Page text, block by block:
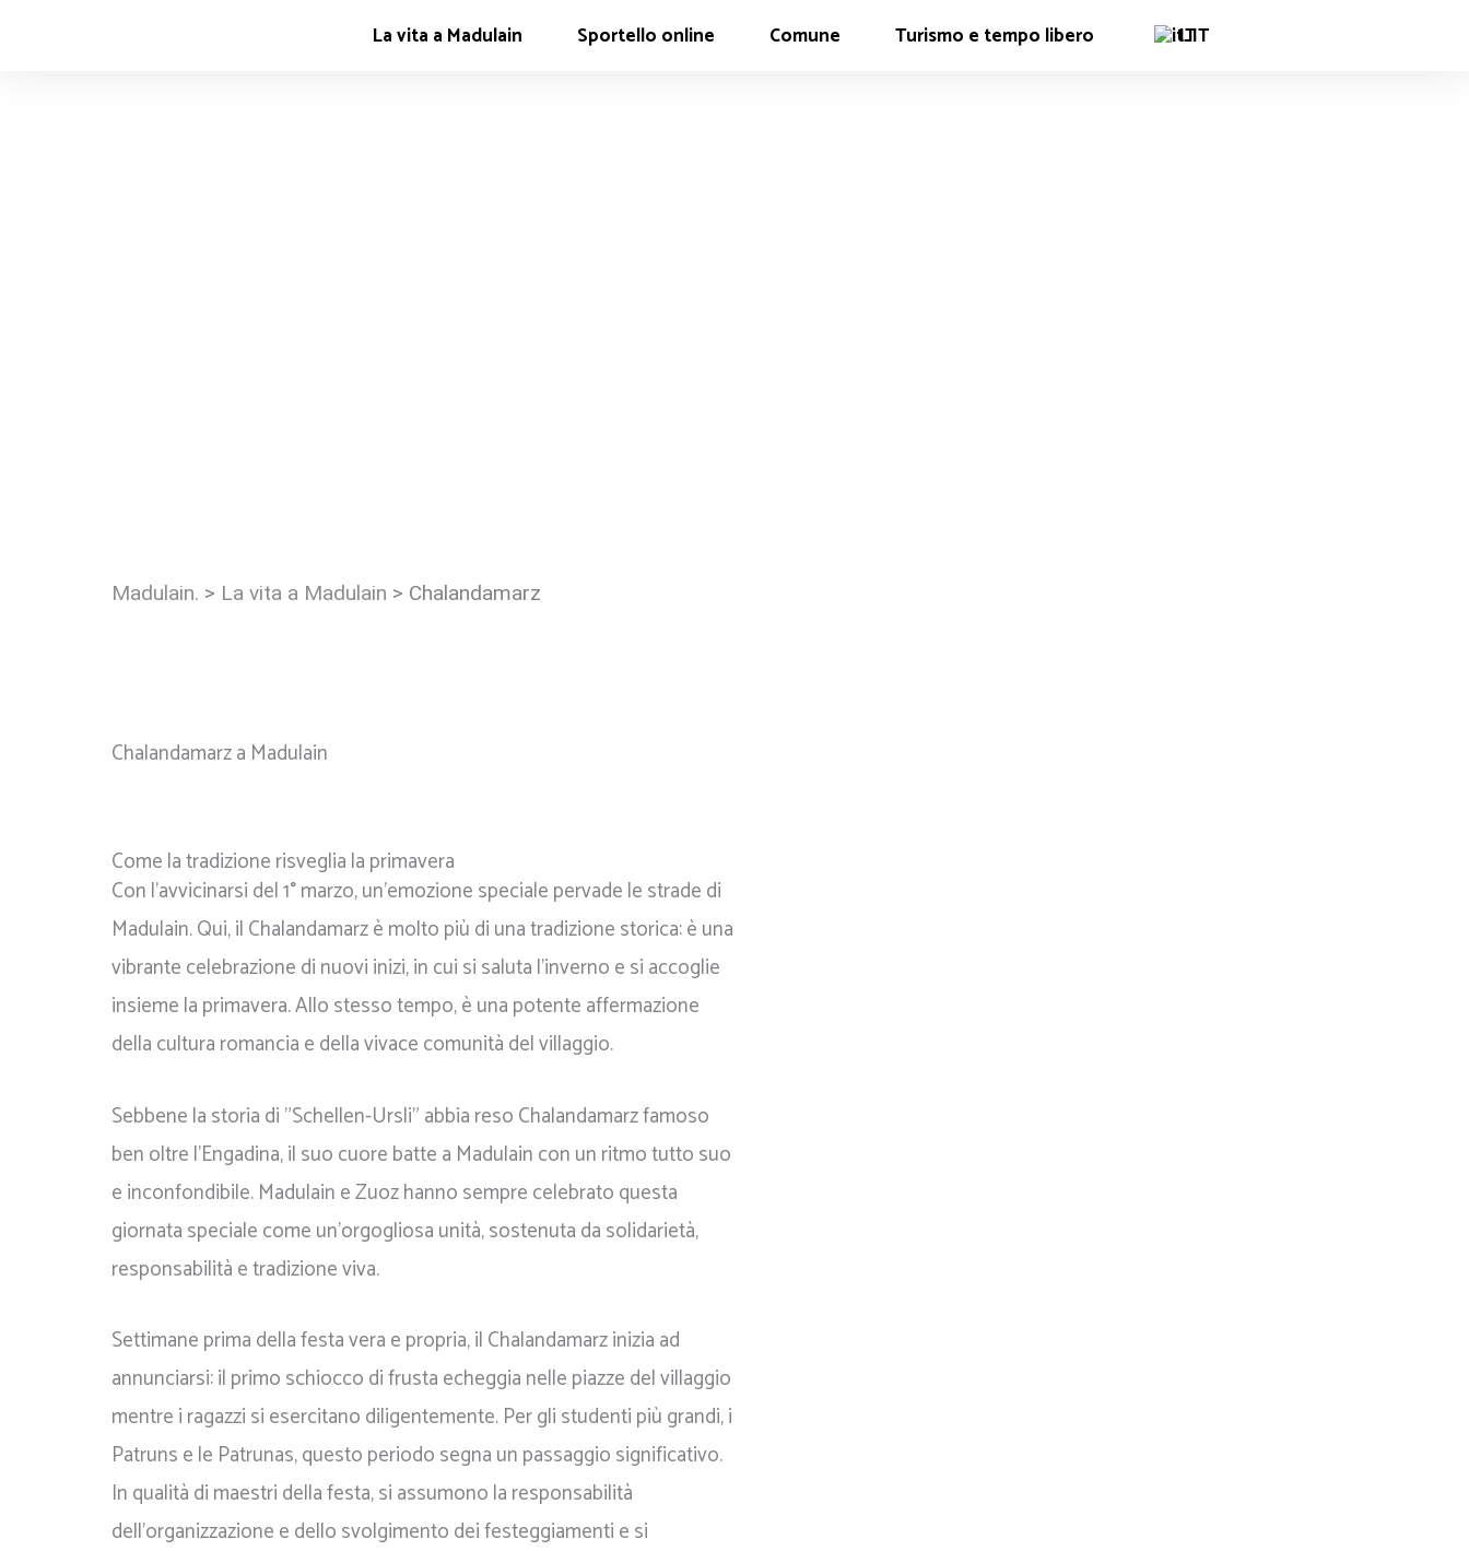
La vita a Madulain Sportello online Comune Turismo e tempo libero IT
Madulain. > La vita a Madulain > Chalandamarz
Chalandamarz a Madulain
Come la tradizione risveglia la primavera
Con l'avvicinarsi del 1° marzo, un'emozione speciale pervade le strade di
Madulain. Qui, il Chalandamarz è molto più di una tradizione storica: è una
vibrante celebrazione di nuovi inizi, in cui si saluta l'inverno e si accoglie
insieme la primavera. Allo stesso tempo, è una potente affermazione
della cultura romancia e della vivace comunità del villaggio.
Sebbene la storia di "Schellen-Ursli" abbia reso Chalandamarz famoso
ben oltre l'Engadina, il suo cuore batte a Madulain con un ritmo tutto suo
e inconfondibile. Madulain e Zuoz hanno sempre celebrato questa
giornata speciale come un'orgogliosa unità, sostenuta da solidarietà,
responsabilità e tradizione viva.
Settimane prima della festa vera e propria, il Chalandamarz inizia ad
annunciarsi: il primo schiocco di frusta echeggia nelle piazze del villaggio
mentre i ragazzi si esercitano diligentemente. Per gli studenti più grandi, i
Patruns e le Patrunas, questo periodo segna un passaggio significativo.
In qualità di maestri della festa, si assumono la responsabilità
dell'organizzazione e dello svolgimento dei festeggiamenti e si